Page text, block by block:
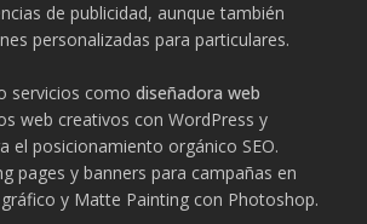
de publicidad, aunque también
personalizadas para particulares.
servicios como diseñadora web
web creativos con WordPress y
el posicionamiento orgánico SEO.
pages y banners para campañas en
y Matte Painting con Photoshop.